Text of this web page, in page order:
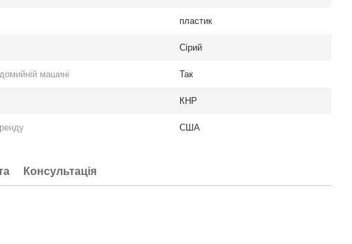
пластик
Сірий
машині Так
КНР
США
Консультація